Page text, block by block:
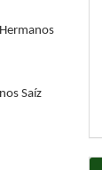
Saíz